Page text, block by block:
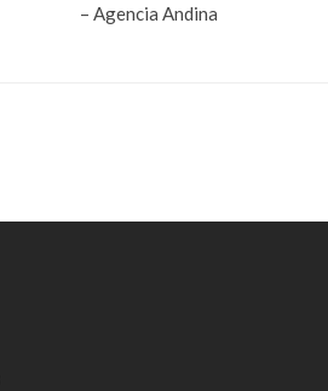
– Agencia Andina